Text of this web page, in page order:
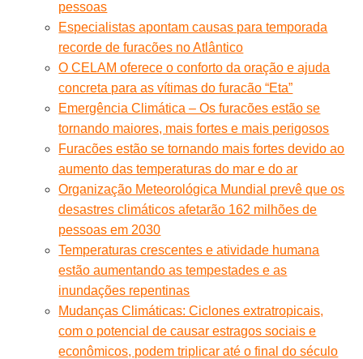
pessoas
Especialistas apontam causas para temporada
recorde de furacões no Atlântico
O CELAM oferece o conforto da oração e ajuda
concreta para as vítimas do furacão “Eta”
Emergência Climática – Os furacões estão se
tornando maiores, mais fortes e mais perigosos
Furacões estão se tornando mais fortes devido ao
aumento das temperaturas do mar e do ar
Organização Meteorológica Mundial prevê que os
desastres climáticos afetarão 162 milhões de
pessoas em 2030
Temperaturas crescentes e atividade humana
estão aumentando as tempestades e as
inundações repentinas
Mudanças Climáticas: Ciclones extratropicais,
com o potencial de causar estragos sociais e
econômicos, podem triplicar até o final do século